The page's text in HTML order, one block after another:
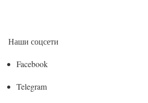
Наши соцсети
Facebook
Telegram